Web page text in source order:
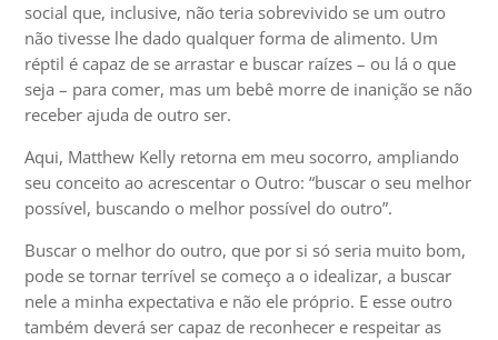
social que, inclusive, não teria sobrevivido se um outro
não tivesse lhe dado qualquer forma de alimento. Um
réptil é capaz de se arrastar e buscar raízes – ou lá o que
seja – para comer, mas um bebê morre de inanição se não
receber ajuda de outro ser.
Aqui, Matthew Kelly retorna em meu socorro, ampliando
seu conceito ao acrescentar o Outro: “buscar o seu melhor
possível, buscando o melhor possível do outro”.
Buscar o melhor do outro, que por si só seria muito bom,
pode se tornar terrível se começo a o idealizar, a buscar
nele a minha expectativa e não ele próprio. E esse outro
também deverá ser capaz de reconhecer e respeitar as